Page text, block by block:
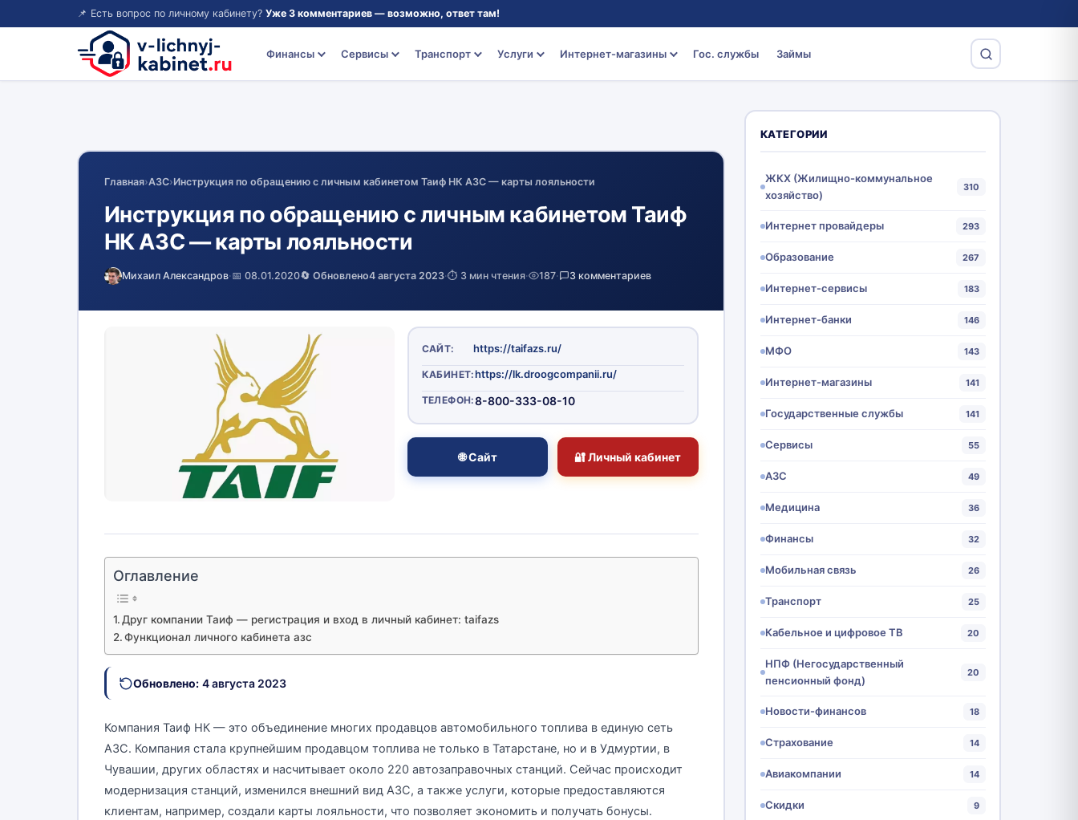
📌 Есть вопрос по личному кабинету? Уже 3 комментариев — возможно, ответ там!
Финансы Сервисы Транспорт Услуги Интернет-магазины Гос. службы Займы
Главная›АЗС›Инструкция по обращению с личным кабинетом Таиф НК АЗС — карты лояльности
Инструкция по обращению с личным кабинетом Таиф
НК АЗС — карты лояльности
Михаил Александров·📅 08.01.2020🔄 Обновлено4 августа 2023·⏱️ 3 мин чтения· 187· 3 комментариев
САЙТ: https://taifazs.ru/
КАБИНЕТ:https://lk.droogcompanii.ru/
ТЕЛЕФОН:8-800-333-08-10
🌐 Сайт 🔐 Личный кабинет
Оглавление
Друг компании Таиф — регистрация и вход в личный кабинет: taifazs
Функционал личного кабинета азс
Обновлено: 4 августа 2023
Компания Таиф НК — это объединение многих продавцов автомобильного топлива в единую сеть
АЗС. Компания стала крупнейшим продавцом топлива не только в Татарстане, но и в Удмуртии, в
Чувашии, других областях и насчитывает около 220 автозаправочных станций. Сейчас происходит
модернизация станций, изменился внешний вид АЗС, а также услуги, которые предоставляются
клиентам, например, создали карты лояльности, что позволяет экономить и получать бонусы.
КАТЕГОРИИ
ЖКХ (Жилищно-коммунальное
хозяйство)
310
Интернет провайдеры 293
Образование 267
Интернет-сервисы 183
Интернет-банки 146
МФО 143
Интернет-магазины 141
Государственные службы 141
Сервисы 55
АЗС 49
Медицина 36
Финансы 32
Мобильная связь 26
Транспорт 25
Кабельное и цифровое ТВ 20
НПФ (Негосударственный
пенсионный фонд)
20
Новости-финансов 18
Страхование 14
Авиакомпании 14
Скидки 9